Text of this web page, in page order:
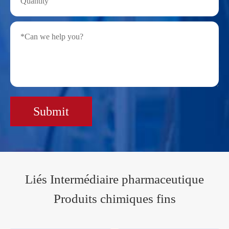
Submit
Liés Intermédiaire pharmaceutique
Produits chimiques fins